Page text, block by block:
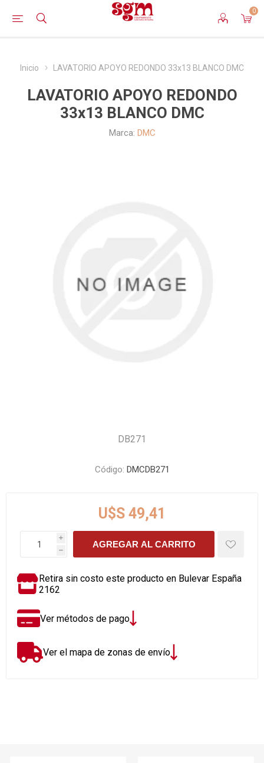
0
Inicio LAVATORIO APOYO REDONDO 33x13 BLANCO DMC
LAVATORIO APOYO REDONDO
33x13 BLANCO DMC
Marca: DMC
DB271
Código: DMCDB271
U$S 49,41
i
h
AGREGAR AL CARRITO
Retira sin costo este producto en Bulevar España
2162
Ver métodos de pago
Ver el mapa de zonas de envío